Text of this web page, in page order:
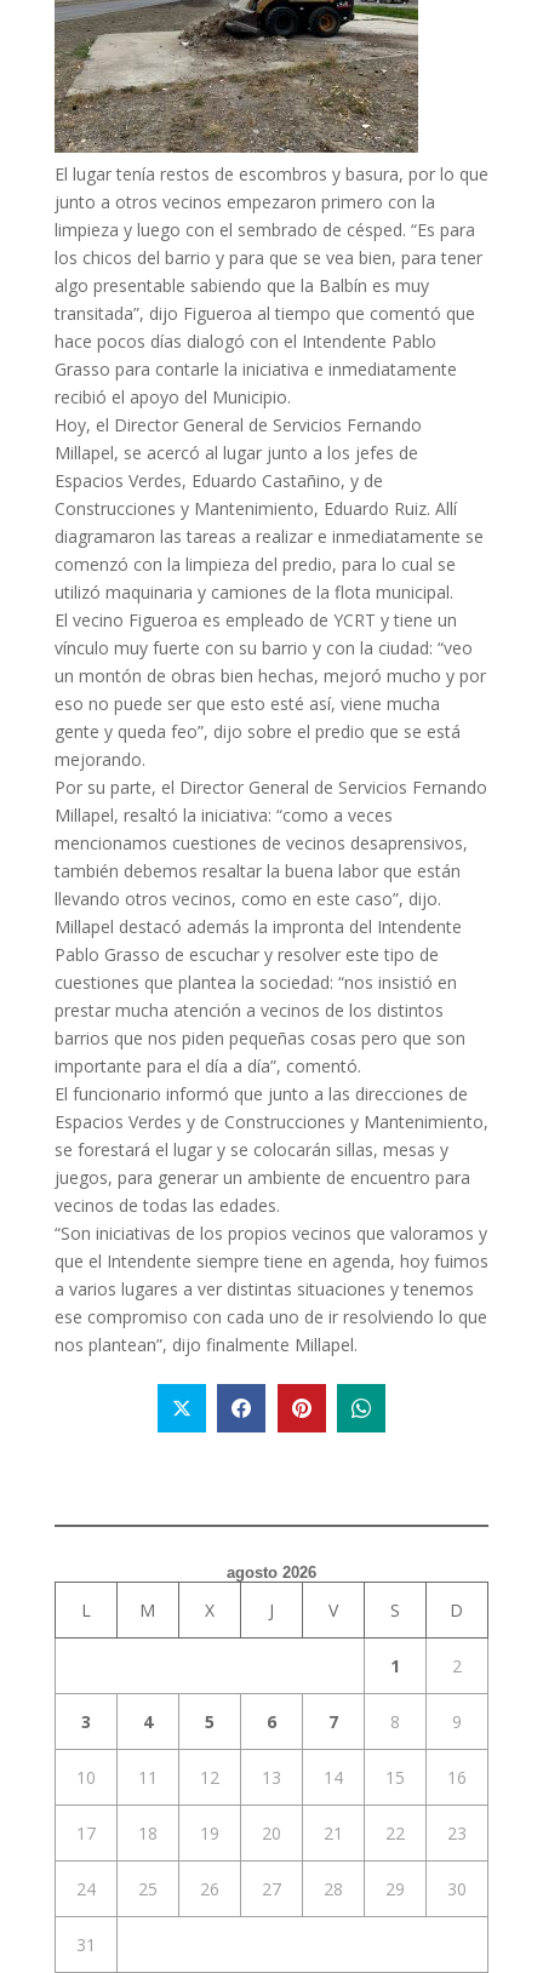
El lugar tenía restos de escombros y basura, por lo que
junto a otros vecinos empezaron primero con la
limpieza y luego con el sembrado de césped. “Es para
los chicos del barrio y para que se vea bien, para tener
algo presentable sabiendo que la Balbín es muy
transitada”, dijo Figueroa al tiempo que comentó que
hace pocos días dialogó con el Intendente Pablo
Grasso para contarle la iniciativa e inmediatamente
recibió el apoyo del Municipio.
Hoy, el Director General de Servicios Fernando
Millapel, se acercó al lugar junto a los jefes de
Espacios Verdes, Eduardo Castañino, y de
Construcciones y Mantenimiento, Eduardo Ruiz. Allí
diagramaron las tareas a realizar e inmediatamente se
comenzó con la limpieza del predio, para lo cual se
utilizó maquinaria y camiones de la flota municipal.
El vecino Figueroa es empleado de YCRT y tiene un
vínculo muy fuerte con su barrio y con la ciudad: “veo
un montón de obras bien hechas, mejoró mucho y por
eso no puede ser que esto esté así, viene mucha
gente y queda feo”, dijo sobre el predio que se está
mejorando.
Por su parte, el Director General de Servicios Fernando
Millapel, resaltó la iniciativa: “como a veces
mencionamos cuestiones de vecinos desaprensivos,
también debemos resaltar la buena labor que están
llevando otros vecinos, como en este caso”, dijo.
Millapel destacó además la impronta del Intendente
Pablo Grasso de escuchar y resolver este tipo de
cuestiones que plantea la sociedad: “nos insistió en
prestar mucha atención a vecinos de los distintos
barrios que nos piden pequeñas cosas pero que son
importante para el día a día”, comentó.
El funcionario informó que junto a las direcciones de
Espacios Verdes y de Construcciones y Mantenimiento,
se forestará el lugar y se colocarán sillas, mesas y
juegos, para generar un ambiente de encuentro para
vecinos de todas las edades.
“Son iniciativas de los propios vecinos que valoramos y
que el Intendente siempre tiene en agenda, hoy fuimos
a varios lugares a ver distintas situaciones y tenemos
ese compromiso con cada uno de ir resolviendo lo que
nos plantean”, dijo finalmente Millapel.
agosto 2026
L M X J V S D
1 2
3 4 5 6 7 8 9
10 11 12 13 14 15 16
17 18 19 20 21 22 23
24 25 26 27 28 29 30
31